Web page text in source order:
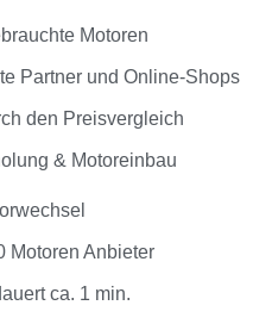
Motoren
Partner und Online-Shops
den Preisvergleich
& Motoreinbau
Motoren Anbieter
ca. 1 min.